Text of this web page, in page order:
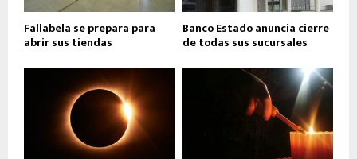
Fallabela se prepara para
abrir sus tiendas
Banco Estado anuncia cierre
de todas sus sucursales